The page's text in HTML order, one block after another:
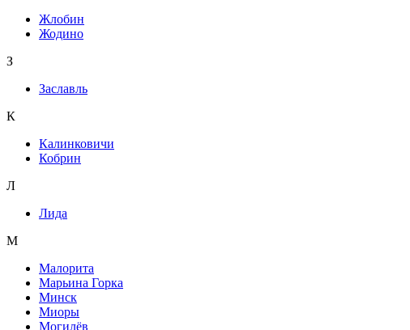
Жлобин
Жодино
З
Заславль
К
Калинковичи
Кобрин
Л
Лида
М
Малорита
Марьина Горка
Минск
Миоры
Могилёв